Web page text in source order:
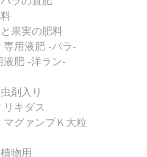
果実の肥料
専用液肥 -バラ-
液肥 -洋ラン-
剤入り
リキダス
マグァンプＫ大粒
物用